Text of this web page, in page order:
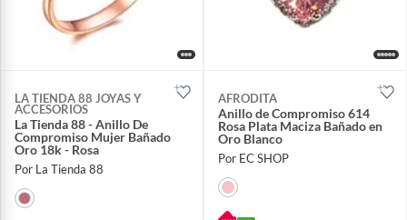
LA TIENDA 88 JOYAS Y
ACCESORIOS
La Tienda 88 - Anillo De
Compromiso Mujer Bañado
Oro 18k - Rosa
Por La Tienda 88
AFRODITA
Anillo de Compromiso 614
Rosa Plata Maciza Bañado en
Oro Blanco
Por EC SHOP